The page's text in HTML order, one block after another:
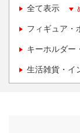
全て表示
フィギュア・
キーホルダー
生活雑貨・イ